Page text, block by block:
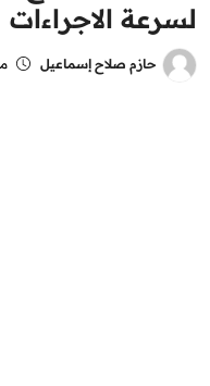
العالم
الرياضة
لسرعة الاجراءات
حازم صلاح إسماعيل